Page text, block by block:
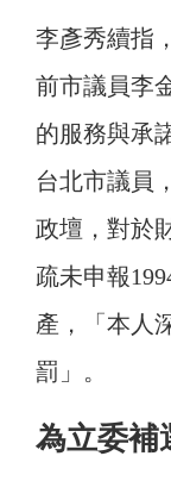
李彥秀續指
前市議員李
的服務與承
台北市議員
政壇，對於
疏未申報
產，「本人
罰」。
為立委補